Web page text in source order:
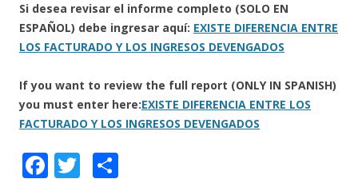
Si desea revisar el informe completo (SOLO EN
ESPAÑOL) debe ingresar aquí: EXISTE DIFERENCIA ENTRE
LOS FACTURADO Y LOS INGRESOS DEVENGADOS
If you want to review the full report (ONLY IN SPANISH)
you must enter here:EXISTE DIFERENCIA ENTRE LOS
FACTURADO Y LOS INGRESOS DEVENGADOS
F T